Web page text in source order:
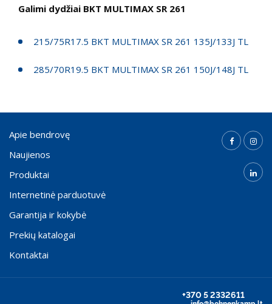
Galimi dydžiai BKT MULTIMAX SR 261
215/75R17.5 BKT MULTIMAX SR 261 135J/133J TL
285/70R19.5 BKT MULTIMAX SR 261 150J/148J TL
Apie bendrovę
Naujienos
Produktai
Internetinė parduotuvė
Garantija ir kokybė
Prekių katalogai
Kontaktai
+370 5 2332611